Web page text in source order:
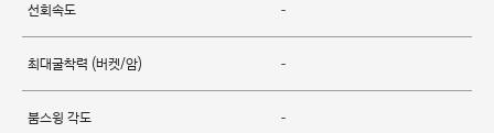
선회속도 -
최대굴착력 (버켓/암) -
붐스윙 각도 -